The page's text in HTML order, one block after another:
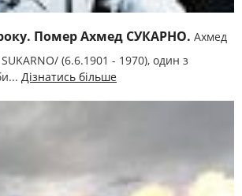
Помер Ахмед СУКАРНО. Ахмед
(6.6.1901 - 1970), один з
Дізнатись більше